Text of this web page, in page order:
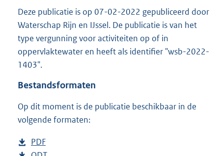
s
g
r
o
o
Deze publicatie is op 07-02-2022 gepubliceerd door
Waterschap Rijn en IJssel. De publicatie is van het
type vergunning voor activiteiten op of in
oppervlaktewater en heeft als identifier "wsb-2022-
1403".
Bestandsformaten
Op dit moment is de publicatie beschikbaar in de
volgende formaten:
D
PDF